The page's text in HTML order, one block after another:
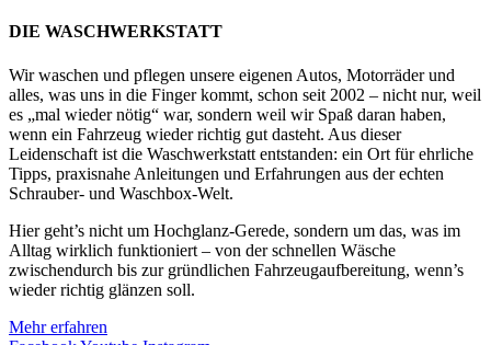
DIE WASCHWERKSTATT
Wir waschen und pflegen unsere eigenen Autos, Motorräder und
alles, was uns in die Finger kommt, schon seit 2002 – nicht nur, weil
es „mal wieder nötig“ war, sondern weil wir Spaß daran haben,
wenn ein Fahrzeug wieder richtig gut dasteht. Aus dieser
Leidenschaft ist die Waschwerkstatt entstanden: ein Ort für ehrliche
Tipps, praxisnahe Anleitungen und Erfahrungen aus der echten
Schrauber- und Waschbox-Welt.
Hier geht’s nicht um Hochglanz-Gerede, sondern um das, was im
Alltag wirklich funktioniert – von der schnellen Wäsche
zwischendurch bis zur gründlichen Fahrzeugaufbereitung, wenn’s
wieder richtig glänzen soll.
Mehr erfahren